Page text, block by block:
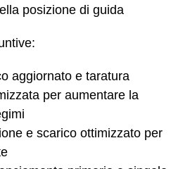
posizione di guida
aggiornato e taratura
per aumentare la
e scarico ottimizzato per